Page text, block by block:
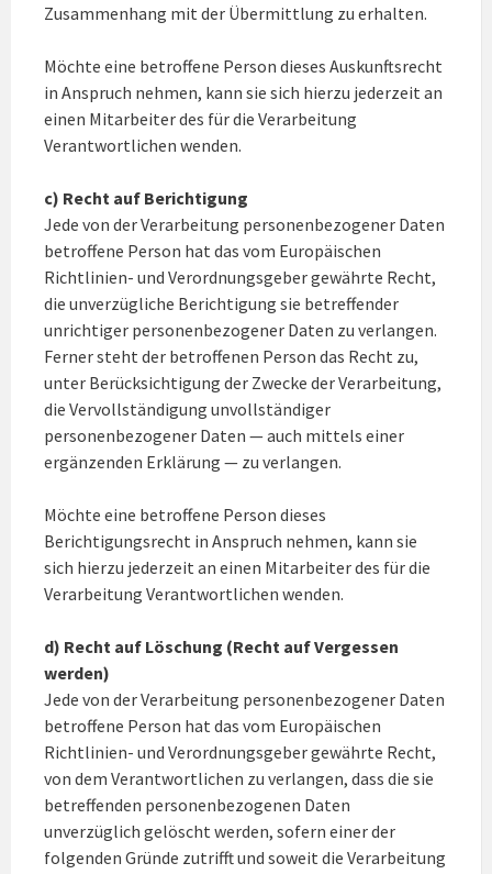
Zusammenhang mit der Übermittlung zu erhalten.
Möchte eine betroffene Person dieses Auskunftsrecht
in Anspruch nehmen, kann sie sich hierzu jederzeit an
einen Mitarbeiter des für die Verarbeitung
Verantwortlichen wenden.
c) Recht auf Berichtigung
Jede von der Verarbeitung personenbezogener Daten
betroffene Person hat das vom Europäischen
Richtlinien- und Verordnungsgeber gewährte Recht,
die unverzügliche Berichtigung sie betreffender
unrichtiger personenbezogener Daten zu verlangen.
Ferner steht der betroffenen Person das Recht zu,
unter Berücksichtigung der Zwecke der Verarbeitung,
die Vervollständigung unvollständiger
personenbezogener Daten — auch mittels einer
ergänzenden Erklärung — zu verlangen.
Möchte eine betroffene Person dieses
Berichtigungsrecht in Anspruch nehmen, kann sie
sich hierzu jederzeit an einen Mitarbeiter des für die
Verarbeitung Verantwortlichen wenden.
d) Recht auf Löschung (Recht auf Vergessen
werden)
Jede von der Verarbeitung personenbezogener Daten
betroffene Person hat das vom Europäischen
Richtlinien- und Verordnungsgeber gewährte Recht,
von dem Verantwortlichen zu verlangen, dass die sie
betreffenden personenbezogenen Daten
unverzüglich gelöscht werden, sofern einer der
folgenden Gründe zutrifft und soweit die Verarbeitung